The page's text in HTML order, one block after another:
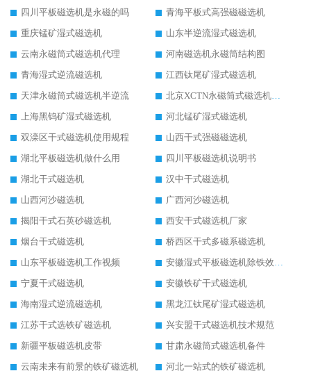
四川平板磁选机是永磁的吗
青海平板式高强磁磁选机
重庆锰矿湿式磁选机
山东半逆流湿式磁选机
云南永磁筒式磁选机代理
河南磁选机永磁筒结构图
青海湿式逆流磁选机
江西钛尾矿湿式磁选机
天津永磁筒式磁选机半逆流
北京XCTN永磁筒式磁选机磁块位置
上海黑钨矿湿式磁选机
河北锰矿湿式磁选机
双滦区干式磁选机使用规程
山西干式强磁磁选机
湖北平板磁选机做什么用
四川平板磁选机说明书
湖北干式磁选机
汉中干式磁选机
山西河沙磁选机
广西河沙磁选机
揭阳干式石英砂磁选机
西安干式磁选机厂家
烟台干式磁选机
桥西区干式多磁系磁选机
山东平板磁选机工作视频
安徽湿式平板磁选机除铁效果怎么样
宁夏干式磁选机
安徽铁矿干式磁选机
海南湿式逆流磁选机
黑龙江钛尾矿湿式磁选机
江苏干式选铁矿磁选机
兴安盟干式磁选机技术规范
新疆平板磁选机皮带
甘肃永磁筒式磁选机备件
云南未来有前景的铁矿磁选机
河北一站式的铁矿磁选机